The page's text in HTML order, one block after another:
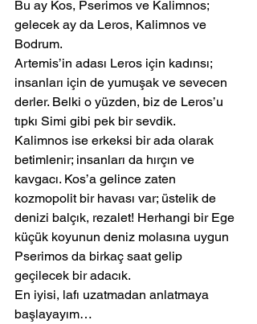
Bu ay Kos, Pserimos ve Kalimnos;
gelecek ay da Leros, Kalimnos ve
Bodrum.
Artemis’in adası Leros için kadınsı;
insanları için de yumuşak ve sevecen
derler. Belki o yüzden, biz de Leros’u
tıpkı Simi gibi pek bir sevdik.
Kalimnos ise erkeksi bir ada olarak
betimlenir; insanları da hırçın ve
kavgacı. Kos’a gelince zaten
kozmopolit bir havası var; üstelik de
denizi balçık, rezalet! Herhangi bir Ege
küçük koyunun deniz molasına uygun
Pserimos da birkaç saat gelip
geçilecek bir adacık.
En iyisi, lafı uzatmadan anlatmaya
başlayayım…